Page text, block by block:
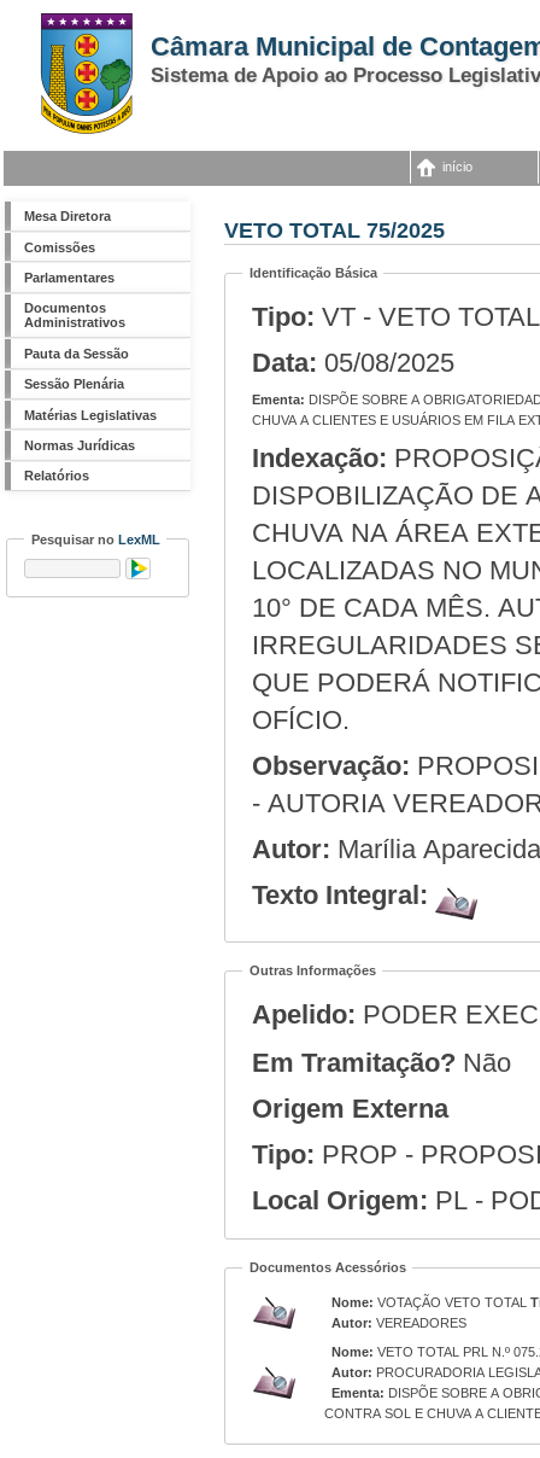
Câmara Municipal de
Sistema de Apoio ao Processo
início
Mesa Diretora
Comissões
Parlamentares
Documentos
Administrativos
Pauta da Sessão
Sessão Plenária
Matérias Legislativas
Normas Jurídicas
Relatórios
Pesquisar no LexML
VETO TOTAL 75/2025
Identificação Básica
Tipo: VT - VETO TOTAL
Data: 05/08/2025
Ementa:
CHUVA A CLIENTES E USUÁRIOS EM FILA
Indexação:
DISPOBILIZAÇÃO DE
CHUVA NA ÁREA
LOCALIZADAS NO
10° DE CADA MÊS.
IRREGULARIDADES
QUE PODERÁ
OFÍCIO.
Observação:
- AUTORIA
Autor: Marília
Texto Integral:
Outras Informações
Apelido: PODER
Em Tramitação? Não
Origem Externa
Tipo: PROP -
Local Origem: PL -
Documentos Acessórios
Nome: VOTAÇÃO VETO TOTAL
Autor: VEREADORES
Nome: VETO TOTAL PRL N.º
Autor: PROCURADORIA
Ementa: DISPÕE SOBRE A
CONTRA SOL E CHUVA A